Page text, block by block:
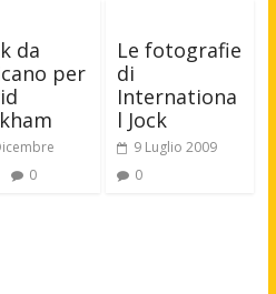
da
per
0
Le fotografie
di
Internationa
l Jock
9 Luglio 2009
0